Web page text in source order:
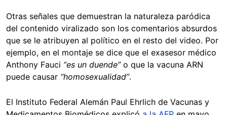
Otras señales que demuestran la naturaleza paródica
del contenido viralizado son los comentarios absurdos
que se le atribuyen al político en el resto del video. Por
ejemplo, en el montaje se dice que el exasesor médico
Anthony Fauci “es un duende”o que la vacuna ARN
puede causar “homosexualidad”.
El Instituto Federal Alemán Paul Ehrlich de Vacunas y